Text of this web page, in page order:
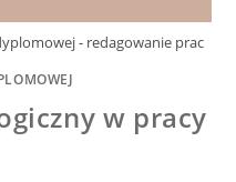
- redagowanie prac
w pracy